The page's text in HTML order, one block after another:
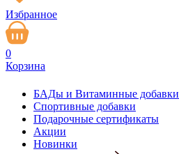
Избранное
0
Корзина
БАДы и Витаминные добавки
Спортивные добавки
Подарочные сертификаты
Акции
Новинки